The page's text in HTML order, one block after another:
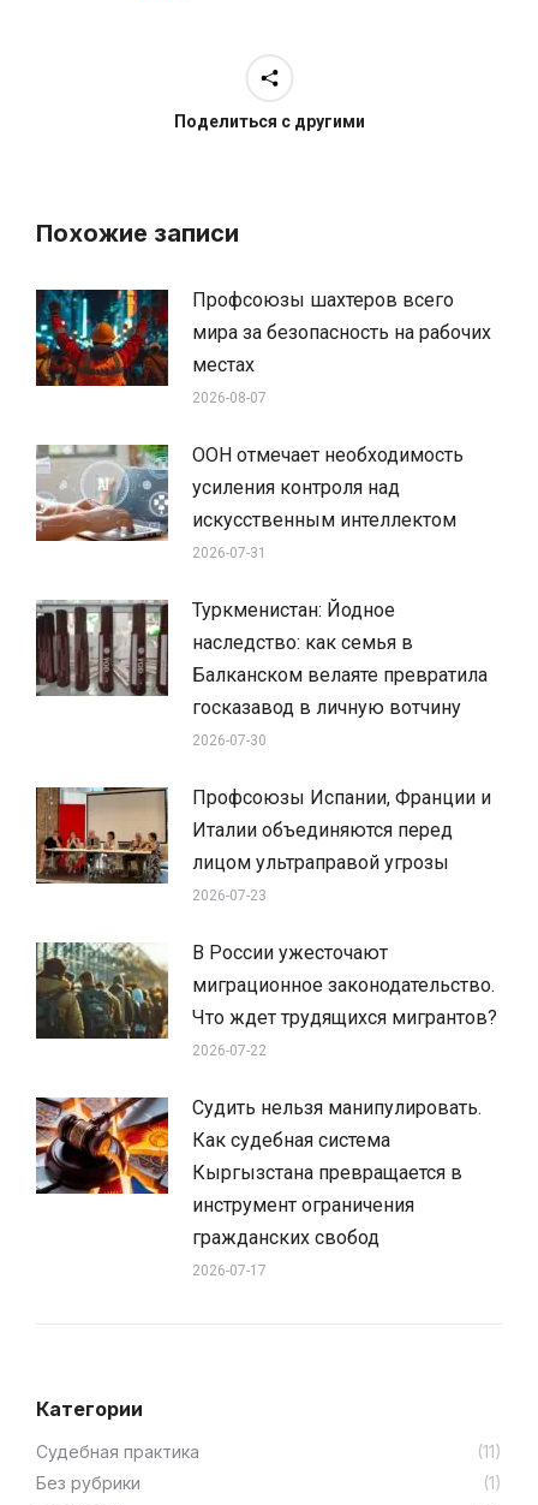
Поделиться с другими
Похожие записи
Профсоюзы шахтеров всего
мира за безопасность на рабочих
местах
2026-08-07
ООН отмечает необходимость
усиления контроля над
искусственным интеллектом
2026-07-31
Туркменистан: Йодное
наследство: как семья в
Балканском велаяте превратила
госказавод в личную вотчину
2026-07-30
Профсоюзы Испании, Франции и
Италии объединяются перед
лицом ультраправой угрозы
2026-07-23
В России ужесточают
миграционное законодательство.
Что ждет трудящихся мигрантов?
2026-07-22
Судить нельзя манипулировать.
Как судебная система
Кыргызстана превращается в
инструмент ограничения
гражданских свобод
2026-07-17
Категории
Cудебная практика
(11)
Без рубрики
(1)